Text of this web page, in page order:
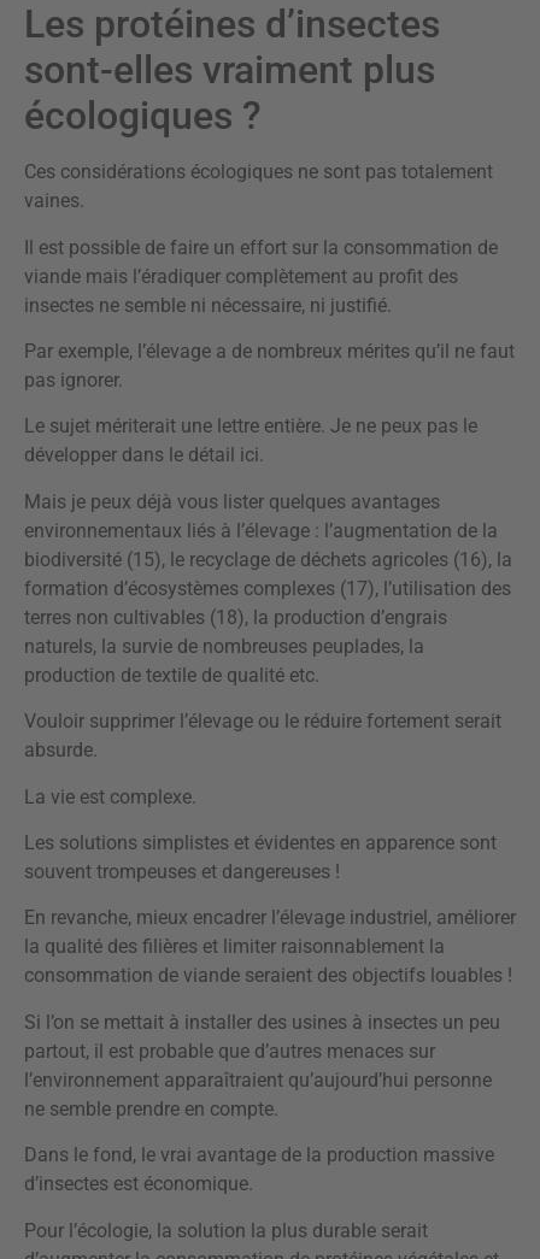
Les protéines d’insectes
sont-elles vraiment plus
écologiques ?
Ces considérations écologiques ne sont pas totalement
vaines.
Il est possible de faire un effort sur la consommation de
viande mais l’éradiquer complètement au profit des
insectes ne semble ni nécessaire, ni justifié.
Par exemple, l’élevage a de nombreux mérites qu’il ne faut
pas ignorer.
Le sujet mériterait une lettre entière. Je ne peux pas le
développer dans le détail ici.
Mais je peux déjà vous lister quelques avantages
environnementaux liés à l’élevage : l’augmentation de la
biodiversité (15), le recyclage de déchets agricoles (16), la
formation d’écosystèmes complexes (17), l’utilisation des
terres non cultivables (18), la production d’engrais
naturels, la survie de nombreuses peuplades, la
production de textile de qualité etc.
Vouloir supprimer l’élevage ou le réduire fortement serait
absurde.
La vie est complexe.
Les solutions simplistes et évidentes en apparence sont
souvent trompeuses et dangereuses !
En revanche, mieux encadrer l’élevage industriel, améliorer
la qualité des filières et limiter raisonnablement la
consommation de viande seraient des objectifs louables !
Si l’on se mettait à installer des usines à insectes un peu
partout, il est probable que d’autres menaces sur
l’environnement apparaîtraient qu’aujourd’hui personne
ne semble prendre en compte.
Dans le fond, le vrai avantage de la production massive
d’insectes est économique.
Pour l’écologie, la solution la plus durable serait